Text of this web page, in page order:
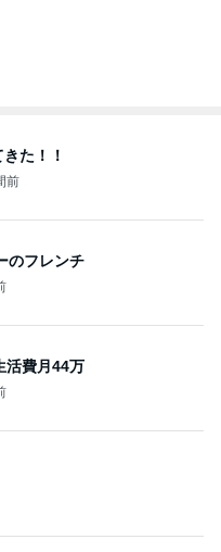
た！！
前
のフレンチ
活費月44万